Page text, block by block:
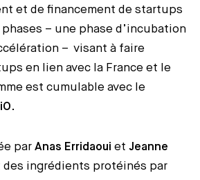
et de financement de startups
– une phase d’incubation
– visant à faire
en lien avec la France et le
est cumulable avec le
.
par Anas Erridaoui et Jeanne
des ingrédients protéinés par